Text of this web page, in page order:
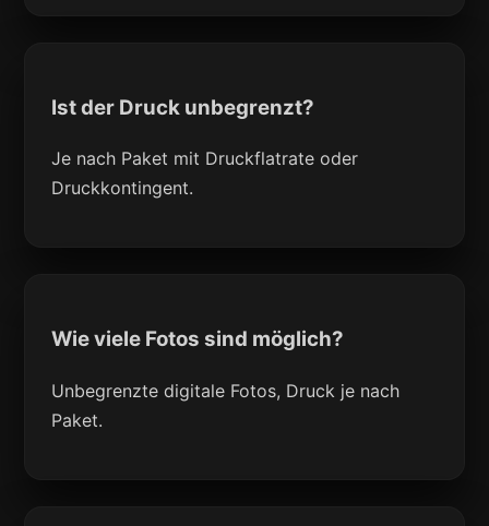
Ist der Druck unbegrenzt?
Je nach Paket mit Druckflatrate oder
Druckkontingent.
Wie viele Fotos sind möglich?
Unbegrenzte digitale Fotos, Druck je nach
Paket.